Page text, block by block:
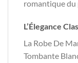
romantique du
L’Élegance
La Robe De
Tombante